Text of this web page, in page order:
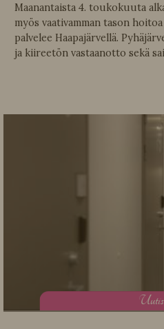
Maanantaista 4. toukokuuta
myös vaativamman tason
palvelee Haapajärvellä.
ja kiireetön vastaanotto sekä
U